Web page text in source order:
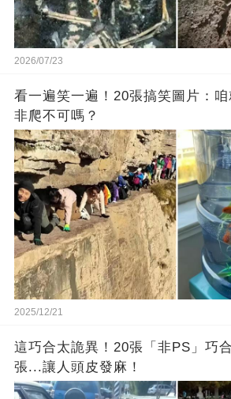
2026/07/23
看一遍笑一遍！20張搞笑圖片：
非爬不可嗎？
2025/12/21
這巧合太詭異！20張「非PS」巧
張...讓人頭皮發麻！